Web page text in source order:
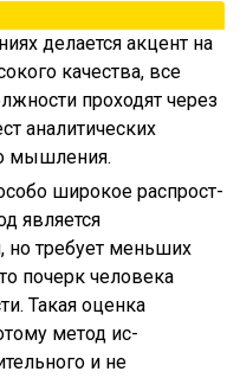
делается акцент на
каче­ства, все
проходят через
аналитических
мышления.
широкое распрост­
является
но требует меньших
почерк человека
Такая оценка
метод ис­
и не